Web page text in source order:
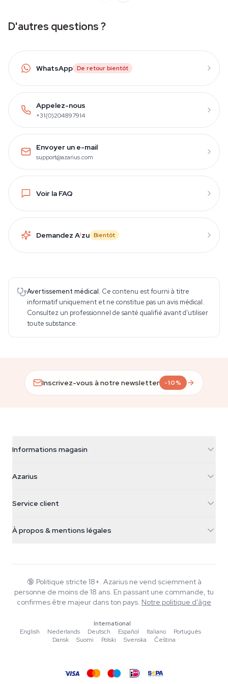
D'autres questions ?
WhatsApp De retour bientôt
Appelez-nous
+31(0)204897914
Envoyer un e-mail
support@azarius.com
Voir la FAQ
Demandez Aizu Bientôt
Avertissement médical. Ce contenu est fourni à titre
informatif uniquement et ne constitue pas un avis médical.
Consultez un professionnel de santé qualifié avant d'utiliser
toute substance.
Inscrivez-vous à notre newsletter -10%
Informations magasin
Galvaniweg 11
Nederland
+31(0)204897914
Azarius
Smokeshop
Service client
Politique de retour
Politique de confidentialité
À propos & mentions légales
Wiki
Rédacteurs
Outils & Calculateurs
🔞 Politique stricte 18+. Azarius ne vend sciemment à
personne de moins de 18 ans. En passant une commande, tu
confirmes être majeur dans ton pays. Notre politique d'âge
International
English
·Nederlands ·Deutsch ·Español ·Italiano ·Português
·
Dansk
·Suomi ·Polski ·Svenska ·Čeština